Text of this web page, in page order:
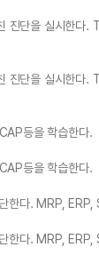
진단을 실시한다.
진단을 실시한다.
등을 학습한다.
등을 학습한다.
한다. MRP,
한다. MRP,